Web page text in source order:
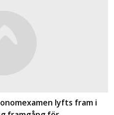
lyfts fram i